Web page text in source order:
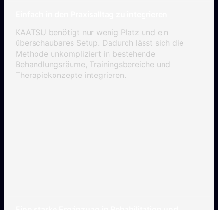
KAATSU benötigt nur wenig Platz und ein
überschaubares Setup. Dadurch lässt sich die
Methode unkompliziert in bestehende
Behandlungsräume, Trainingsbereiche und
Therapiekonzepte integrieren.